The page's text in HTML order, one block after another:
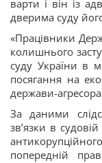
варти і він із
дверима суду
«Працівники
колишнього
суду України в
посягання на
держави-
За даними
зв’язки в
попередній